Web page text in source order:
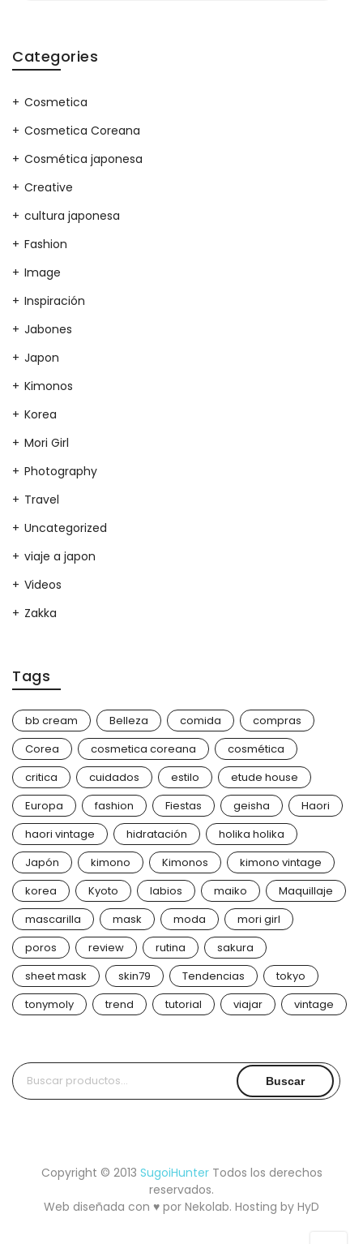
Categories
Cosmetica
Cosmetica Coreana
Cosmética japonesa
Creative
cultura japonesa
Fashion
Image
Inspiración
Jabones
Japon
Kimonos
Korea
Mori Girl
Photography
Travel
Uncategorized
viaje a japon
Videos
Zakka
Tags
bb cream Belleza comida
compras
Corea
cosmetica coreana
cosmética
critica
cuidados estilo
etude house
Europa
fashion Fiestas geisha
Haori
haori vintage
hidratación
holika holika
Japón
kimono Kimonos
kimono vintage
korea
Kyoto labios maiko
Maquillaje
mascarilla
mask moda
mori girl
poros
review rutina
sakura
sheet mask
skin79 Tendencias
tokyo
tonymoly
trend tutorial viajar vintage
Buscar
por:
Buscar
Copyright © 2013 SugoiHunterTodos los derechos
reservados.
Web diseñada con ♥ por Nekolab. Hosting by HyD